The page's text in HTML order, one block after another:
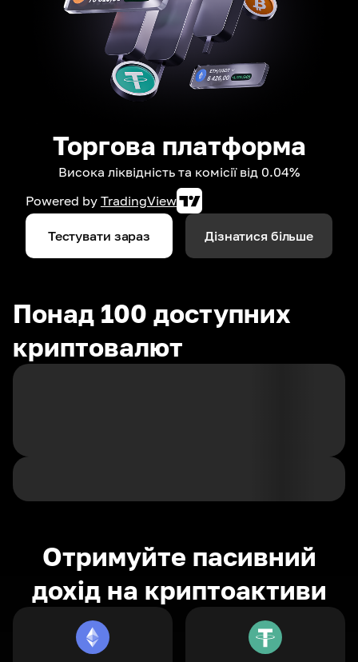
Торгова платформа
Висока ліквідність та комісії від 0.04%
Powered by TradingView
Тестувати зараз Дізнатися більше
Понад 100 доступних
криптовалют
Отримуйте пасивний
дохід на криптоактиви